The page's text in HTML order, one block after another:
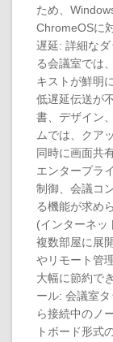
ため、
ChromeOSに
遅延: 詳細な
る会議室では
キストが鮮明
低遅延伝送が
書、デザイン
ムでは、クア
同時に画面共
エンタープラ
制御、会議コ
る機能が求め
(インターネッ
複数部屋に展
やリモート管
大幅に節約で
ール: 会議室
ら接続中のノ
トボード形式